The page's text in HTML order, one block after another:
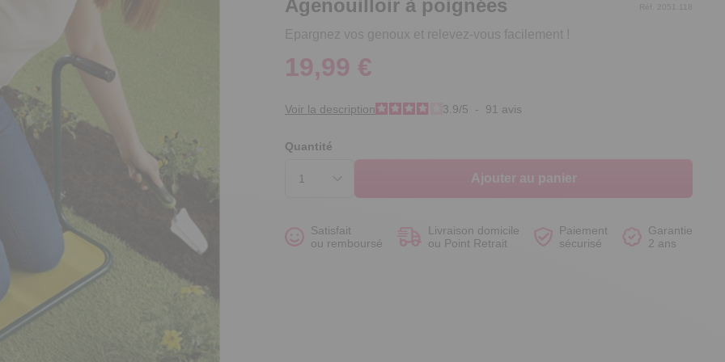
Agenouilloir à poignées
Epargnez vos genoux et relevez-vous facilement !
Réf. 2051.118
19,99 €
Voir la description 3.9/5 - 91 avis
Quantité
Ajouter au panier
Satisfait
ou remboursé
Livraison domicile
ou Point Retrait
Paiement
sécurisé
Garantie
2 ans